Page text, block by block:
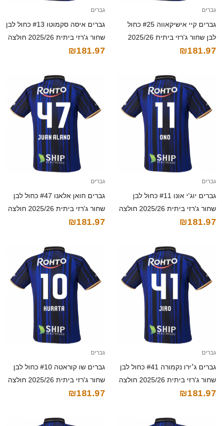
גברים
גברים קיי אישיקאווה #25 כחול
לבן שחור ג'רזי ביתית 2025/26
חולצה קצרה
₪181.97
גברים
גברים איסה סקמוטו #13 כחול לבן
שחור ג'רזי ביתית 2025/26 חולצה
קצרה
₪181.97
גברים
גברים יוג'י אונו #11 כחול לבן
שחור ג'רזי ביתית 2025/26 חולצה
קצרה
₪181.97
גברים
גברים חואן אלאנו #47 כחול לבן
שחור ג'רזי ביתית 2025/26 חולצה
קצרה
₪181.97
גברים
גברים ג׳ירו נקמורה #41 כחול לבן
שחור ג'רזי ביתית 2025/26 חולצה
קצרה
₪181.97
גברים
גברים שו קוראטה #10 כחול לבן
שחור ג'רזי ביתית 2025/26 חולצה
קצרה
₪181.97